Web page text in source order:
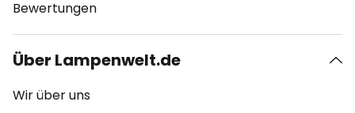
Bewertungen
Über Lampenwelt.de
Wir über uns